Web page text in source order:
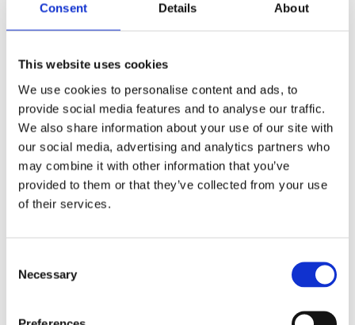
Consent Details About
This website uses cookies
We use cookies to personalise content and ads, to
provide social media features and to analyse our traffic.
We also share information about your use of our site with
our social media, advertising and analytics partners who
may combine it with other information that you’ve
provided to them or that they’ve collected from your use
of their services.
Selection
Necessary
Produktbeschreibung
2D/3D
IP-Klasse: Max.IPX6
Anzahl der Tasten: Maximal 10 Tasten
Tastentyp: Berührungsschalter
Unterstützende Steuerbox: Alle Standard-Steuerboxen von
Panel- und Farbgestaltung können individuell an die